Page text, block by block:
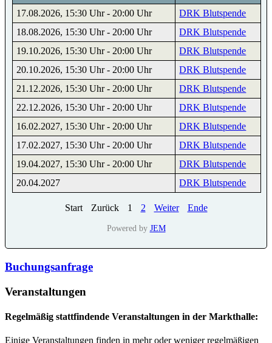
17.08.2026, 15:30 Uhr - 20:00 Uhr
DRK Blutspende
18.08.2026, 15:30 Uhr - 20:00 Uhr
DRK Blutspende
19.10.2026, 15:30 Uhr - 20:00 Uhr
DRK Blutspende
20.10.2026, 15:30 Uhr - 20:00 Uhr
DRK Blutspende
21.12.2026, 15:30 Uhr - 20:00 Uhr
DRK Blutspende
22.12.2026, 15:30 Uhr - 20:00 Uhr
DRK Blutspende
16.02.2027, 15:30 Uhr - 20:00 Uhr
DRK Blutspende
17.02.2027, 15:30 Uhr - 20:00 Uhr
DRK Blutspende
19.04.2027, 15:30 Uhr - 20:00 Uhr
DRK Blutspende
20.04.2027
DRK Blutspende
Start Zurück 1 2 Weiter Ende
Powered by JEM
Buchungsanfrage
Veranstaltungen
Regelmäßig stattfindende Veranstaltungen in der Markthalle:
Einige Veranstaltungen finden in mehr oder weniger regelmäßigen